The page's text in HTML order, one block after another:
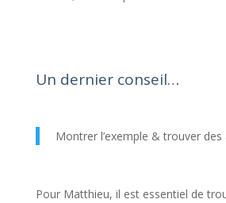
Un dernier conseil…
Montrer l’exemple & trouver des
Pour Matthieu, il est essentiel de